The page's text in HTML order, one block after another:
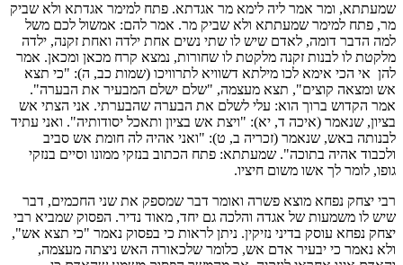
שמעתתא, ומר אמר ליה לימא מר אגדתא. פתח למימר אגדתא ולא שביק
מר, פתח למימר שמעתתא ולא שביק מר. אמר להם: אמשול לכם משל
למה הדבר דומה, לאדם שיש לו שתי נשים אחת ילדה ואחת זקנה, ילדה
מלקטת לו לבנות זקנה מלקטת לו שחורות, נמצא קרח מכאן ומכאן. אמר
להן אי הכי אימא לכו מילתא דשוויא לתרוויכו (שמות כב, ה): "כי תצא
אש ומצאה קוצים", תצא מעצמה, "שלם ישלם המבעיר את הבערה".
אמר הקדוש ברוך הוא: עלי לשלם את הבערה שהבערתי. אני הצתי אש
בציון, שנאמר (איכה ד, יא): "ויצת אש בציון ותאכל יסודותיה". ואני עתיד
לבנותה באש, שנאמר (זכריה ב, ט): "ואני אהיה לה חומת אש סביב
ולכבוד אהיה בתוכה". שמעתתא: פתח הכתוב בנזקי ממונו וסיים בנזקי
גופו, לומר לך אשו משום חיציו.
רבי יצחק נפחא מוצא פשרה ואומר דבר שמספק את שני החכמים, דבר
שיש לו משמעות של אגדה והלכה גם יחד, מאוד נדיר. הפסוק שמביא רבי
יצחק נפחא עוסק בדיני נזיקין. ניתן לראות כי בפסוק נאמר "כי תצא אש",
ולא נאמר כי יבעיר אדם אש, כלומר שלכאורה האש ניצתה מעצמה,